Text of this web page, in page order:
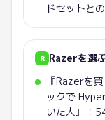
ドセットと
R Razerを選
『Razerを
ックで
いた人』：